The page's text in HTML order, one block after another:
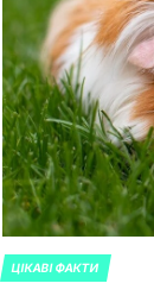
ОПУБЛИКОВАНО
ЦІКАВІ ФАКТИ